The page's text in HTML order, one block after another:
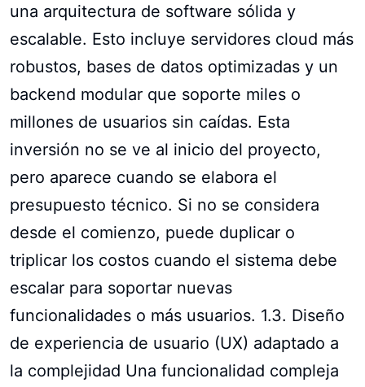
una arquitectura de software sólida y
escalable. Esto incluye servidores cloud más
robustos, bases de datos optimizadas y un
backend modular que soporte miles o
millones de usuarios sin caídas. Esta
inversión no se ve al inicio del proyecto,
pero aparece cuando se elabora el
presupuesto técnico. Si no se considera
desde el comienzo, puede duplicar o
triplicar los costos cuando el sistema debe
escalar para soportar nuevas
funcionalidades o más usuarios. 1.3. Diseño
de experiencia de usuario (UX) adaptado a
la complejidad Una funcionalidad compleja